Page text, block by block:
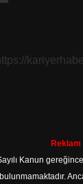
Kanun